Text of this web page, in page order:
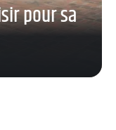
pour sa